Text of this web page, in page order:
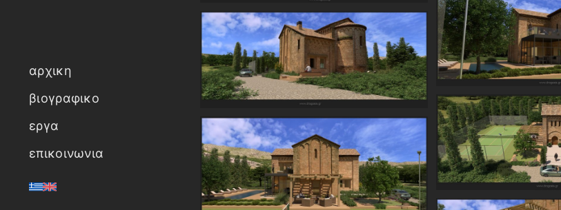
αρχικη
βιογραφικο
εργα
επικοινωνια